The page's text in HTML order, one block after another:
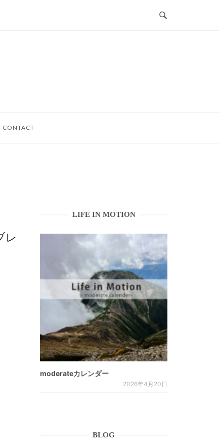
CONTACT
レ
LIFE IN MOTION
moderateカレンダー
2026年4月20日
BLOG